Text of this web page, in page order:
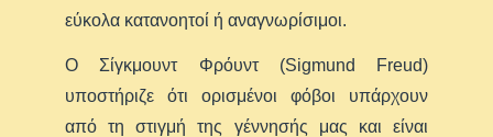
εύκολα κατανοητοί ή αναγνωρίσιμοι.
Ο Σίγκμουντ Φρόυντ (Sigmund Freud)
υποστήριζε ότι ορισμένοι φόβοι υπάρχουν
από τη στιγμή της γέννησής μας και είναι